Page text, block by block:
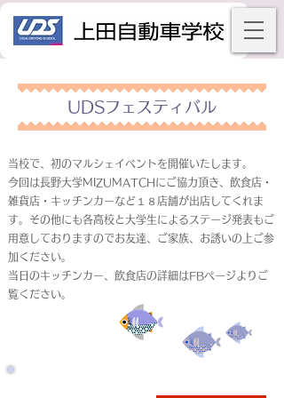
UDSフェスティバル
当校で、初のマルシェイベントを開催いたします。
今回は長野大学MIZUMATCHにご協力頂き、飲食店・
雑貨店・キッチンカーなど１８店舗が出店してくれま
す。その他にも各高校と大学生によるステージ発表もご
用意しておりますのでお友達、ご家族、お誘いの上ご参
加ください。
当日のキッチンカー、飲食店の詳細はFBページよりご
覧ください。